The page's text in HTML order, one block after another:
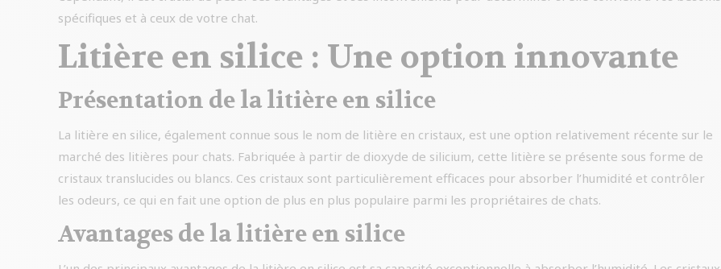
spécifiques et à ceux de votre chat.
Litière en silice : Une option innovante
Présentation de la litière en silice
La litière en silice, également connue sous le nom de litière en cristaux, est une option relativement récente sur le
marché des litières pour chats. Fabriquée à partir de dioxyde de silicium, cette litière se présente sous forme de
cristaux translucides ou blancs. Ces cristaux sont particulièrement efficaces pour absorber l’humidité et contrôler
les odeurs, ce qui en fait une option de plus en plus populaire parmi les propriétaires de chats.
Avantages de la litière en silice